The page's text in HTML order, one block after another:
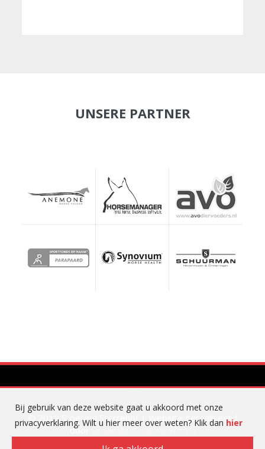
UNSERE PARTNER
© 2019 Stoeterij Sterrehof | Website gerealiseerd
doorBronkhorst van Pinxteren
Bij gebruik van deze website gaat u akkoord met onze
privacyverklaring. Wilt u hier meer over weten? Klik dan hier